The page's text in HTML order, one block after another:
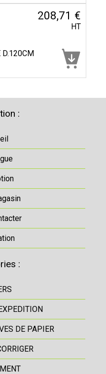
208,71 €
HT
D.120CM
:
:
DE PAPIER